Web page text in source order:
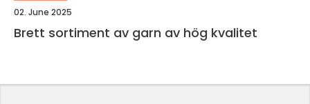
02. June 2025
Brett sortiment av garn av hög kvalitet